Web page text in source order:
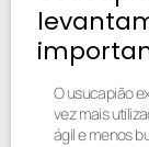
O usucapião
vez mais
ágil e menos